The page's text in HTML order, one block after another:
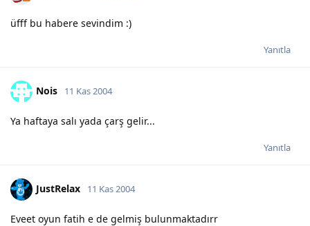
üfff bu habere sevindim :)
Yanıtla
Nois 11 Kas 2004
Ya haftaya salı yada çarş gelir...
Yanıtla
JustRelax 11 Kas 2004
Eveet oyun fatih e de gelmiş bulunmaktadırr